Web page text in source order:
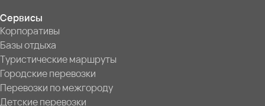
Сервисы
Корпоративы
Базы отдыха
Туристические маршруты
Городские перевозки
Перевозки по межгороду
Детские перевозки